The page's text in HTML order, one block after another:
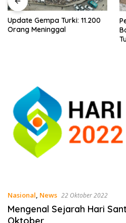
Update Gempa Turki: 11.200
Orang Meninggal
Nasional, News 22 Oktober 2022
Mengenal Sejarah Hari